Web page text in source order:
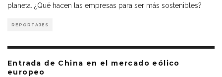
planeta. ¿Qué hacen las empresas para ser más sostenibles?
REPORTAJES
Entrada de China en el mercado eólico
europeo